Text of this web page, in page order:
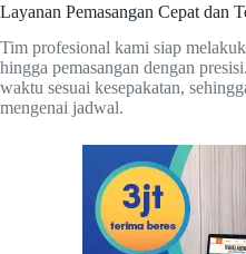
Layanan Pemasangan Cepat dan
Tim profesional kami siap
hingga pemasangan dengan
waktu sesuai kesepakatan,
mengenai jadwal.